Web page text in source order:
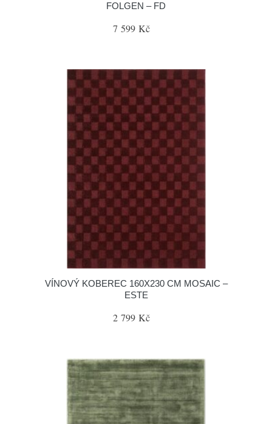
FOLGEN – FD
7 599 Kč
VÍNOVÝ KOBEREC 160X230 CM MOSAIC –
ESTE
2 799 Kč